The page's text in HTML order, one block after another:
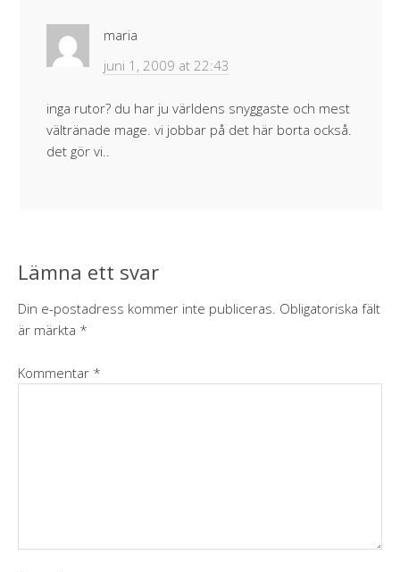
maria
juni 1, 2009 at 22:43
inga rutor? du har ju världens snyggaste och mest
vältränade mage. vi jobbar på det här borta också.
det gör vi..
Lämna ett svar
Din e-postadress kommer inte publiceras. Obligatoriska fält
är märkta *
Kommentar *